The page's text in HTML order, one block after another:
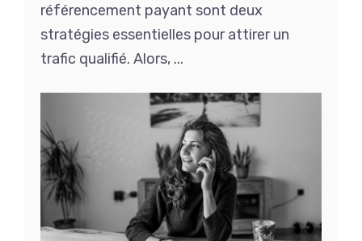
référencement payant sont deux
stratégies essentielles pour attirer un
trafic qualifié. Alors, ...